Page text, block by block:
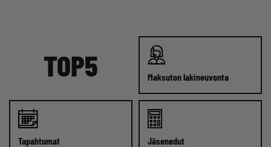
TOP5 Maksuton lakineuvonta
Tapahtumat Jäsenedut